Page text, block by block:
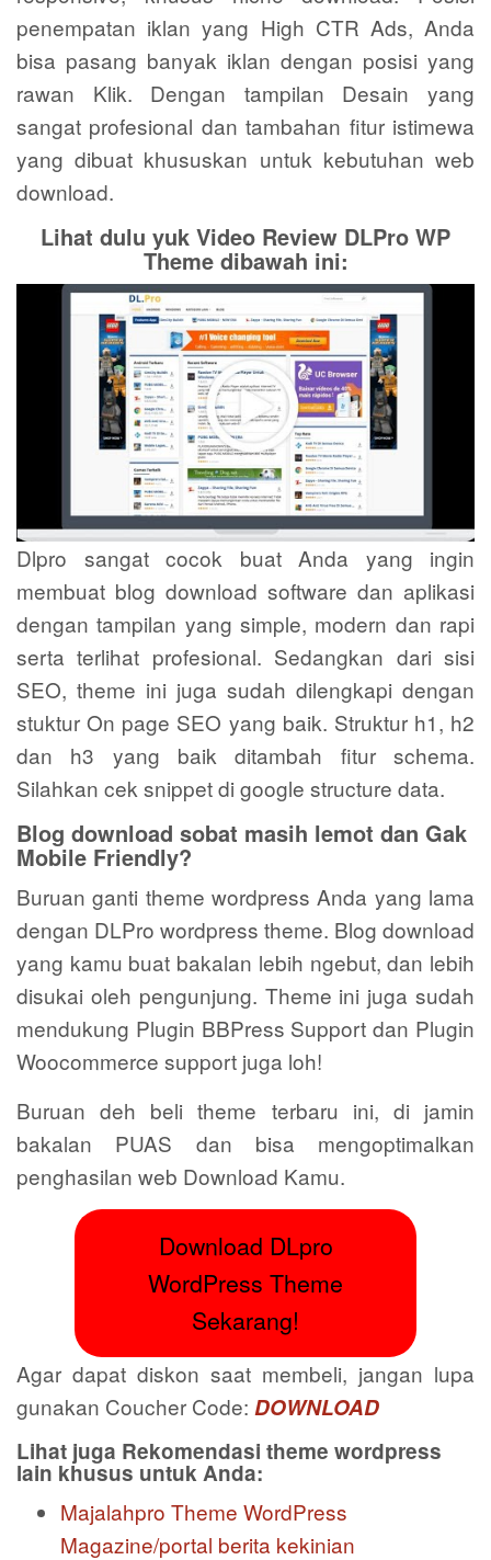
penempatan iklan yang High CTR Ads, Anda
bisa pasang banyak iklan dengan posisi yang
rawan Klik. Dengan tampilan Desain yang
sangat profesional dan tambahan fitur istimewa
yang dibuat khususkan untuk kebutuhan web
download.
Lihat dulu yuk Video Review DLPro WP
Theme dibawah ini:
Dlpro sangat cocok buat Anda yang ingin
membuat blog download software dan aplikasi
dengan tampilan yang simple, modern dan rapi
serta terlihat profesional. Sedangkan dari sisi
SEO, theme ini juga sudah dilengkapi dengan
stuktur On page SEO yang baik. Struktur h1, h2
dan h3 yang baik ditambah fitur schema.
Silahkan cek snippet di google structure data.
Blog download sobat masih lemot dan Gak
Mobile Friendly?
Buruan ganti theme wordpress Anda yang lama
dengan DLPro wordpress theme. Blog download
yang kamu buat bakalan lebih ngebut, dan lebih
disukai oleh pengunjung. Theme ini juga sudah
mendukung Plugin BBPress Support dan Plugin
Woocommerce support juga loh!
Buruan deh beli theme terbaru ini, di jamin
bakalan PUAS dan bisa mengoptimalkan
penghasilan web Download Kamu.
Download DLpro
WordPress Theme
Sekarang!
Agar dapat diskon saat membeli, jangan lupa
gunakan Coucher Code: DOWNLOAD
Lihat juga Rekomendasi theme wordpress
lain khusus untuk Anda:
Majalahpro Theme WordPress
Magazine/portal berita kekinian